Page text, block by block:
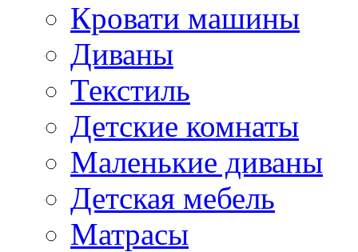
Кровати машины
Диваны
Текстиль
Детские комнаты
Маленькие диваны
Детская мебель
Матрасы